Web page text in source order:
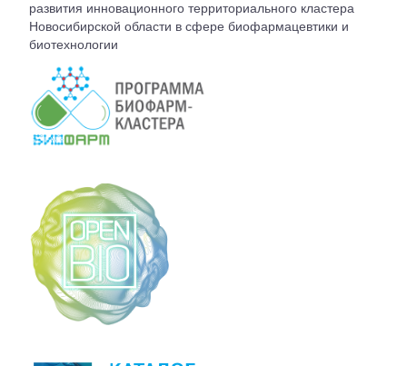
КОНТАКТЫ
БЮРО АССОЦИАЦИИ
развития инновационного территориального кластера
Новосибирской области в сфере биофармацевтики и
биотехнологии